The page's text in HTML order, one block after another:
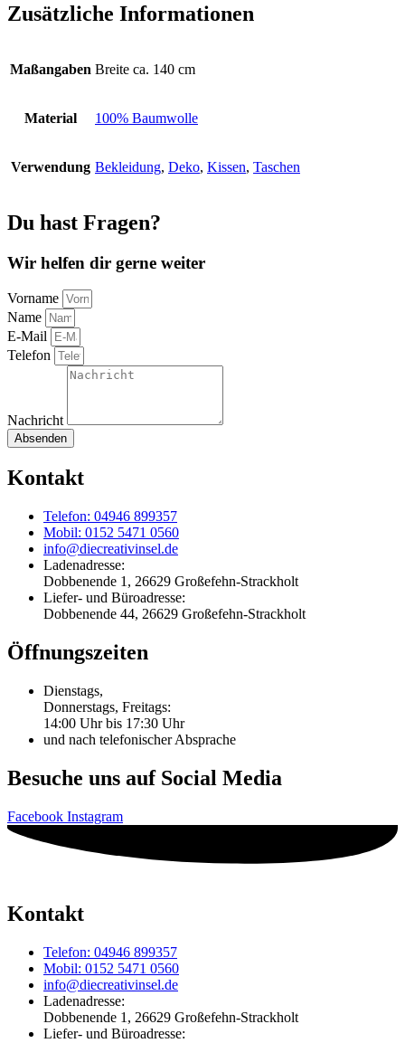
Zusätzliche Informationen
Maßangaben Breite ca. 140 cm
Material 100% Baumwolle
Verwendung Bekleidung, Deko, Kissen, Taschen
Du hast Fragen?
Wir helfen dir gerne weiter
Vorname
Name
E-Mail
Telefon
Nachricht
Absenden
Kontakt
Telefon: 04946 899357
Mobil: 0152 5471 0560
info@diecreativinsel.de
Ladenadresse:
Dobbenende 1, 26629 Großefehn-Strackholt
Liefer- und Büroadresse:
Dobbenende 44, 26629 Großefehn-Strackholt
Öffnungszeiten
Dienstags,
Donnerstags, Freitags:
14:00 Uhr bis 17:30 Uhr
und nach telefonischer Absprache
Besuche uns auf Social Media
Facebook Instagram
Kontakt
Telefon: 04946 899357
Mobil: 0152 5471 0560
info@diecreativinsel.de
Ladenadresse:
Dobbenende 1, 26629 Großefehn-Strackholt
Liefer- und Büroadresse: